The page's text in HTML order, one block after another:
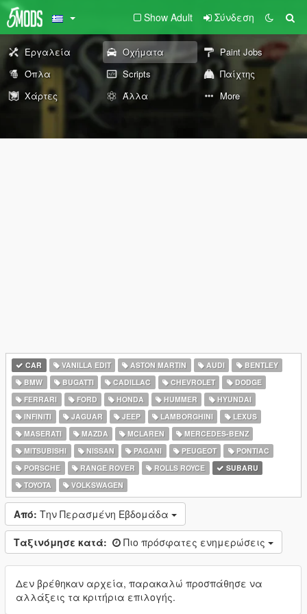
Show Adult Σύνδεση
Εργαλεία Οχήματα
Paint Jobs
Όπλα
Scripts
Παίχτης
Χάρτες
Άλλα More
CAR VANILLA EDIT ASTON MARTIN AUDI
BENTLEY
BMW
BUGATTI CADILLAC CHEVROLET
DODGE
FERRARI
FORD HONDA HUMMER
HYUNDAI
INFINITI
JAGUAR JEEP LAMBORGHINI
LEXUS
MASERATI
MAZDA MCLAREN
MERCEDES-BENZ
MITSUBISHI
NISSAN PAGANI PEUGEOT
PONTIAC
PORSCHE
RANGE ROVER ROLLS ROYCE
SUBARU
TOYOTA
VOLKSWAGEN
Από: Την Περασμένη Εβδομάδα
Ταξινόμησε κατά: Πιο πρόσφατες ενημερώσεις
Δεν βρέθηκαν αρχεία, παρακαλώ προσπάθησε να
αλλάξεις τα κριτήρια επιλογής.